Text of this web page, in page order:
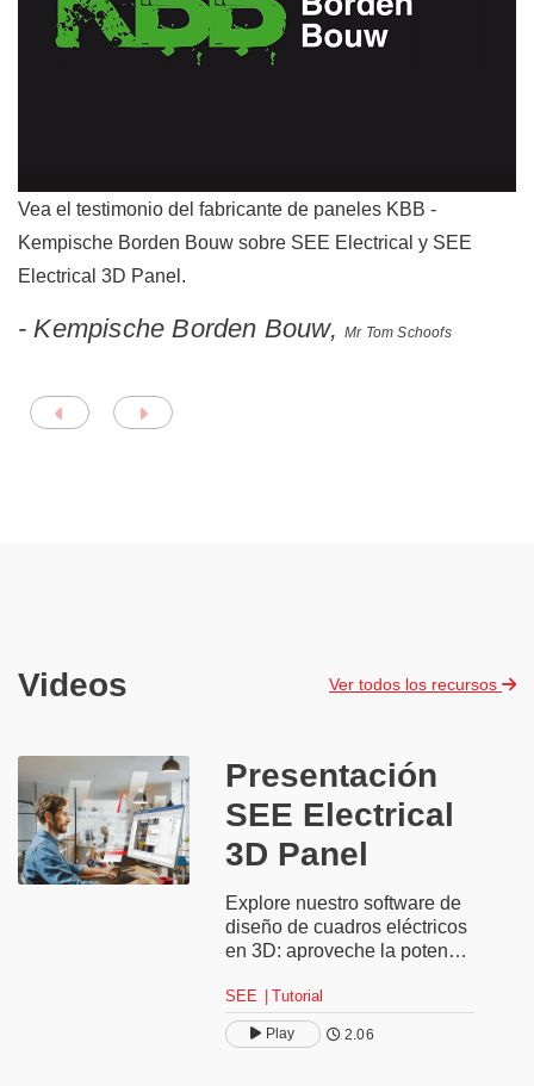
Vea el testimonio del fabricante de paneles KBB -
Kempische Borden Bouw sobre SEE Electrical y SEE
Electrical 3D Panel.
- Kempische Borden Bouw, Mr Tom Schoofs
Videos Ver todos los recursos
Presentación
SEE Electrical
3D Panel
Explore nuestro software de
diseño de cuadros eléctricos
en 3D: aproveche la potencia
profesional e intuitiva,
automatice el montaje y
ensamblaje de armarios
SEE Tutorial
Play 2.06